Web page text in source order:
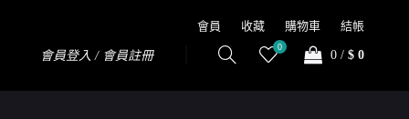
會員 收藏 購物車 結帳
會員登入 / 會員註冊
0
0 / $ 0